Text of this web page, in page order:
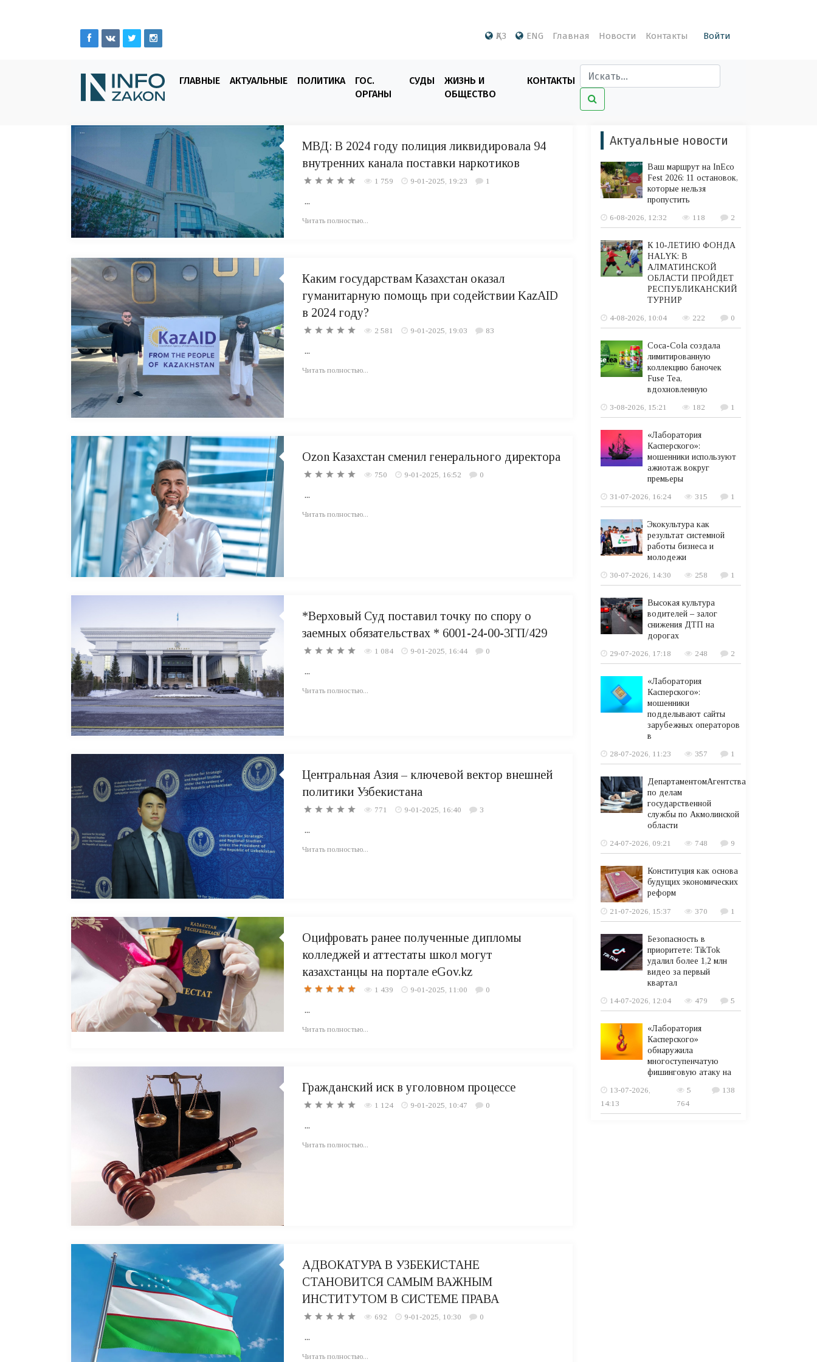
ҚАЗ ENG Главная Новости Контакты Войти
ГЛАВНЫЕ АКТУАЛЬНЫЕ ПОЛИТИКА
ГОС.
ОРГАНЫ
СУДЫ
ЖИЗНЬ И
ОБЩЕСТВО
КОНТАКТЫ
МВД: В 2024 году полиция ликвидировала 94
внутренних канала поставки наркотиков
1 759 9-01-2025, 19:23 1
...
Читать полностью...
Каким государствам Казахстан оказал
гуманитарную помощь при содействии KazAID
в 2024 году?
2 581 9-01-2025, 19:03 83
...
Читать полностью...
Ozon Казахстан сменил генерального директора
750 9-01-2025, 16:52 0
...
Читать полностью...
*Верховый Суд поставил точку по спору о
заемных обязательствах * 6001-24-00-3ГП/429
1 084 9-01-2025, 16:44 0
...
Читать полностью...
Центральная Азия – ключевой вектор внешней
политики Узбекистана
771 9-01-2025, 16:40 3
...
Читать полностью...
Оцифровать ранее полученные дипломы
колледжей и аттестаты школ могут
казахстанцы на портале eGov.kz
1 439 9-01-2025, 11:00 0
...
Читать полностью...
Гражданский иск в уголовном процессе
1 124 9-01-2025, 10:47 0
...
Читать полностью...
АДВОКАТУРА В УЗБЕКИСТАНЕ
СТАНОВИТСЯ САМЫМ ВАЖНЫМ
ИНСТИТУТОМ В СИСТЕМЕ ПРАВА
692 9-01-2025, 10:30 0
...
Читать полностью...
Актуальные новости
Ваш маршрут на InEco
Fest 2026: 11 остановок,
которые нельзя
пропустить
6-08-2026, 12:32
118 2
К 10-ЛЕТИЮ ФОНДА
HALYK: В
АЛМАТИНСКОЙ
ОБЛАСТИ ПРОЙДЕТ
РЕСПУБЛИКАНСКИЙ
ТУРНИР
4-08-2026, 10:04
222 0
Coca-Cola создала
лимитированную
коллекцию баночек
Fuse Tea,
вдохновленную
3-08-2026, 15:21
182 1
«Лаборатория
Касперского»:
мошенники используют
ажиотаж вокруг
премьеры
31-07-2026, 16:24
315 1
Экокультура как
результат системной
работы бизнеса и
молодежи
30-07-2026, 14:30
258 1
Высокая культура
водителей – залог
снижения ДТП на
дорогах
29-07-2026, 17:18
248 2
«Лаборатория
Касперского»:
мошенники
подделывают сайты
зарубежных операторов
в
28-07-2026, 11:23
357 1
ДепартаментомАгентства
по делам
государственной
службы по Акмолинской
области
24-07-2026, 09:21
748 9
Конституция как основа
будущих экономических
реформ
21-07-2026, 15:37
370 1
Безопасность в
приоритете: TikTok
удалил более 1,2 млн
видео за первый
квартал
14-07-2026, 12:04
479 5
«Лаборатория
Касперского»
обнаружила
многоступенчатую
фишинговую атаку на
13-07-2026,
14:13
5
764
138